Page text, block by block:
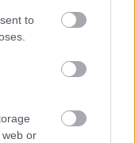
to
web or
és nagyon
az újonctesztre,
Romain Dumas